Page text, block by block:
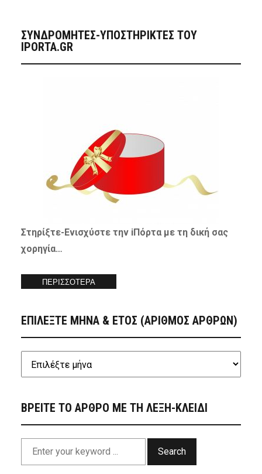
ΣΥΝΔΡΟΜΗΤΈΣ-ΥΠΟΣΤΗΡΙΚΤΈΣ ΤΟΥ
IPORTA.GR
Στηρίξτε- Ενισχύστετην iΠόρτα με τη δική σας
χορηγία…
ΠΕΡΙΣΣΟΤΕΡΑ
ΕΠΙΛΕΞΤΕ ΜΗΝΑ & ΕΤΟΣ (ΑΡΙΘΜΟΣ ΑΡΘΡΩΝ)
ΒΡΕΙΤΕ ΤΟ ΑΡΘΡΟ ΜΕ ΤΗ ΛΕΞΗ-ΚΛΕΙΔΙ
Search